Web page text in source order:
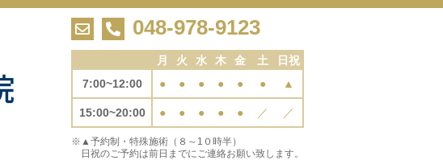
048-978-9123
月 火 水 木 金 土
日祝
7:00~12:00
● ● ● ● ● ● ▲
15:00~20:00 ● ● ● ● ● ／ ／
※▲予約制・特殊施術（８～1０時半）
日祝のご予約は前日までにご連絡お願い致します。